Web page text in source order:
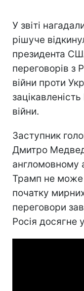
У звіті
рішуче
президента
переговорів з
війни проти
війни.
Заступник
Дмитро
англомовному
Трамп не може
початку
переговори
Росія досягне